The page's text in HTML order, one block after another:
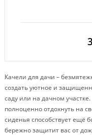
Качели для дачи –
создать уютное и
саду или на дачном
полноценно отдохнуть на
сиденья способствует ещё
бережно защитит вас от